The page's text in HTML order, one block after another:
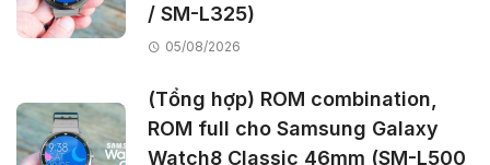
/ SM-L325)
05/08/2026
(Tổng hợp) ROM combination,
ROM full cho Samsung Galaxy
Watch8 Classic 46mm (SM-L500